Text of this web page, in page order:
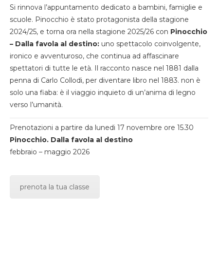
Si rinnova l’appuntamento dedicato a bambini, famiglie e
scuole. Pinocchio è stato protagonista della stagione
2024/25, e torna ora nella stagione 2025/26 con Pinocchio
– Dalla favola al destino: uno spettacolo coinvolgente,
ironico e avventuroso, che continua ad affascinare
spettatori di tutte le età. Il racconto nasce nel 1881 dalla
penna di Carlo Collodi, per diventare libro nel 1883. non è
solo una fiaba: è il viaggio inquieto di un’anima di legno
verso l’umanità.
Prenotazioni a partire da lunedi 17 novembre ore 15.30
Pinocchio. Dalla favola al destino
febbraio – maggio 2026
prenota la tua classe